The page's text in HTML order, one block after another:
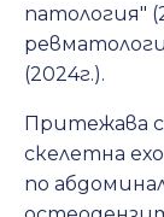
патология"
(2024г.).
Притежава
скелетна
по